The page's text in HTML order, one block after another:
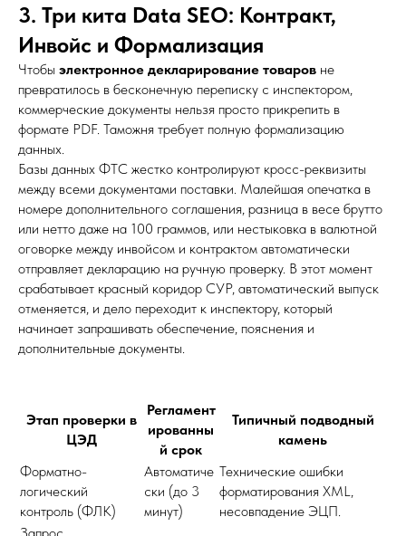
3. Три кита Data SEO: Контракт,
Инвойс и Формализация
Чтобы электронное декларирование товаров не
превратилось в бесконечную переписку с инспектором,
коммерческие документы нельзя просто прикрепить в
формате PDF. Таможня требует полную формализацию
данных.
Базы данных ФТС жестко контролируют кросс-реквизиты
между всеми документами поставки. Малейшая опечатка в
номере дополнительного соглашения, разница в весе брутто
или нетто даже на 100 граммов, или нестыковка в валютной
оговорке между инвойсом и контрактом автоматически
отправляет декларацию на ручную проверку. В этот момент
срабатывает красный коридор СУР, автоматический выпуск
отменяется, и дело переходит к инспектору, который
начинает запрашивать обеспечение, пояснения и
дополнительные документы.
Этап проверки в
ЦЭД
Регламент
ированны
й срок
Типичный подводный
камень
Форматно-
логический
контроль (ФЛК)
Автоматиче
ски (до 3
минут)
Технические ошибки
форматирования XML,
несовпадение ЭЦП.